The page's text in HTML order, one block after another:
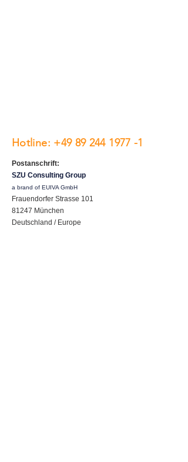
Hotline: +49 89 244 1977 -1
Postanschrift:
SZU Consulting Group
a brand of EUIVA GmbH
Frauendorfer Strasse 101
81247 München
Deutschland / Europe